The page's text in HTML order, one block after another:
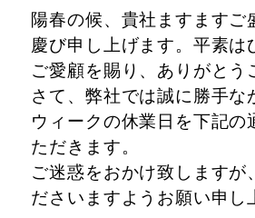
陽春の候、貴社ますますご
慶び申し上げます。 平素は
ご愛顧を賜り、ありがとう
さて、弊社では誠に勝手な
ウィークの休業日を下記の
ただきます。
ご迷惑をおかけ致しますが
ださいますようお願い申し